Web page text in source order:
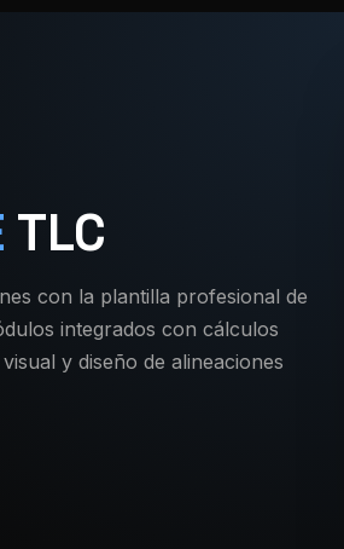
TLC
con la plantilla profesional de
integrados con cálculos
y diseño de alineaciones